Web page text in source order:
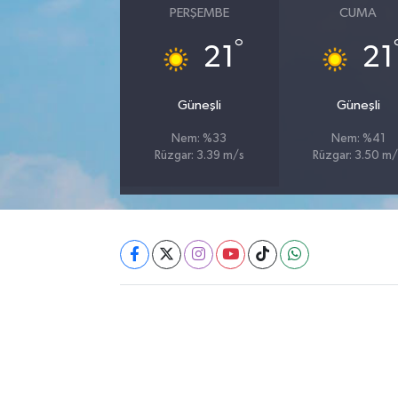
PERŞEMBE
21 °
Güneşli
Nem: %33
Rüzgar: 3.39 m/s
CUMA
21
Güneşli
Nem: %41
Rüzgar: 3.50